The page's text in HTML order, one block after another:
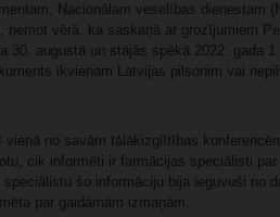
Nacionālam veselības dienestam
ņemot vērā, ka saskaņā ar grozījumiem
30. augustā un stājās spēkā 2022. gada
ikvienam Latvijas pilsonim vai
vienā no savām tālākizglītības
cik informēti ir farmācijas speciālisti
šo informāciju bija ieguvuši no
par gaidāmām izmaņām.